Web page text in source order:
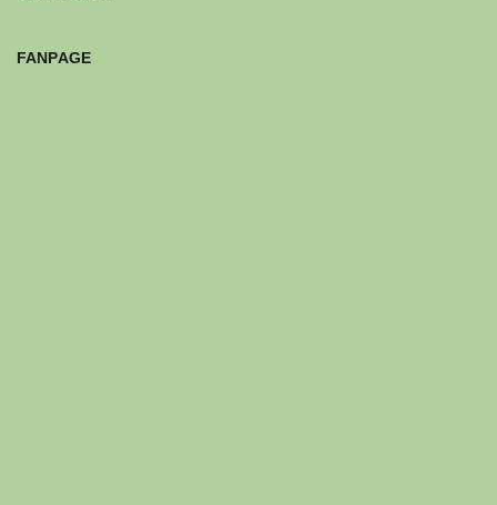
FANPAGE